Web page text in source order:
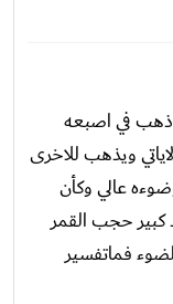
ذهب في اصبعه
ويذهب للاخرى
عالي وكأن
كبير حجب القمر
فماتفسير